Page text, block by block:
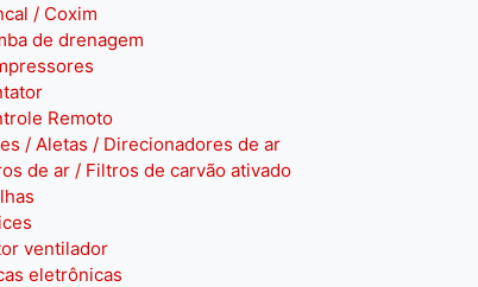
/ Coxim
de drenagem
Remoto
/ Aletas / Direcionadores de ar
de ar / Filtros de carvão ativado
ventilador
eletrônicas